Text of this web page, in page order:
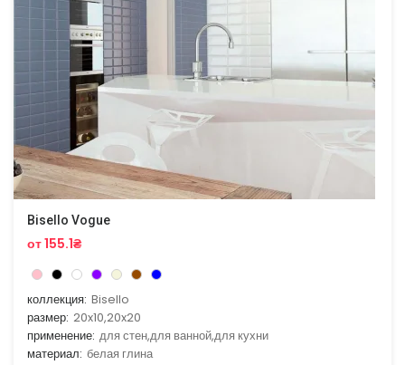
Bisello Vogue
от 155.1₴
коллекция: Bisello
размер: 20x10,20x20
применение: для стен,для ванной,для кухни
материал: белая глина